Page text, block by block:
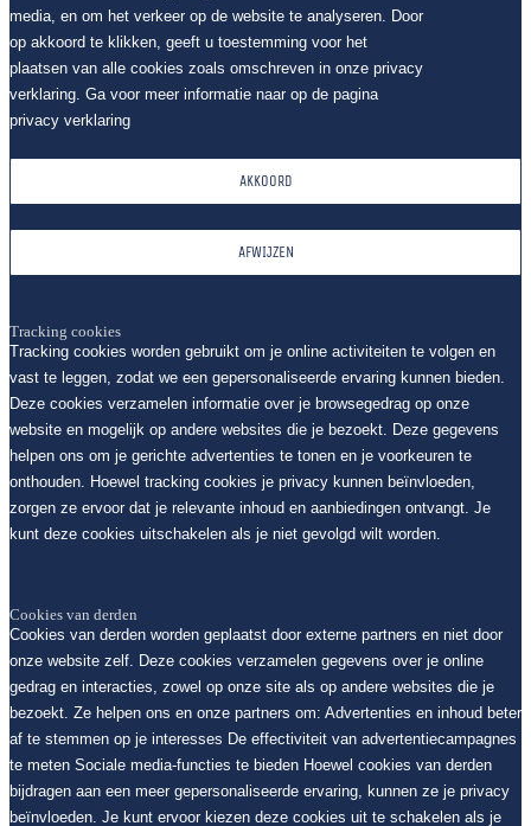
media, en om het verkeer op de website te analyseren. Door
op akkoord te klikken, geeft u toestemming voor het
plaatsen van alle cookies zoals omschreven in onze privacy
verklaring. Ga voor meer informatie naar op de pagina
privacy verklaring
AKKOORD
AFWIJZEN
Tracking cookies
Tracking cookies worden gebruikt om je online activiteiten te volgen en
vast te leggen, zodat we een gepersonaliseerde ervaring kunnen bieden.
Deze cookies verzamelen informatie over je browsegedrag op onze
website en mogelijk op andere websites die je bezoekt. Deze gegevens
helpen ons om je gerichte advertenties te tonen en je voorkeuren te
onthouden. Hoewel tracking cookies je privacy kunnen beïnvloeden,
zorgen ze ervoor dat je relevante inhoud en aanbiedingen ontvangt. Je
kunt deze cookies uitschakelen als je niet gevolgd wilt worden.
Cookies van derden
Cookies van derden worden geplaatst door externe partners en niet door
onze website zelf. Deze cookies verzamelen gegevens over je online
gedrag en interacties, zowel op onze site als op andere websites die je
bezoekt. Ze helpen ons en onze partners om: Advertenties en inhoud beter
af te stemmen op je interesses De effectiviteit van advertentiecampagnes
te meten Sociale media-functies te bieden Hoewel cookies van derden
bijdragen aan een meer gepersonaliseerde ervaring, kunnen ze je privacy
beïnvloeden. Je kunt ervoor kiezen deze cookies uit te schakelen als je